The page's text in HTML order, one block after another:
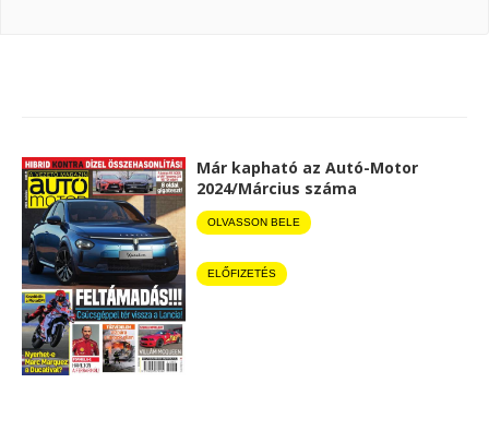
Már kapható az Autó-Motor
2024/Március száma
OLVASSON BELE
ELŐFIZETÉS